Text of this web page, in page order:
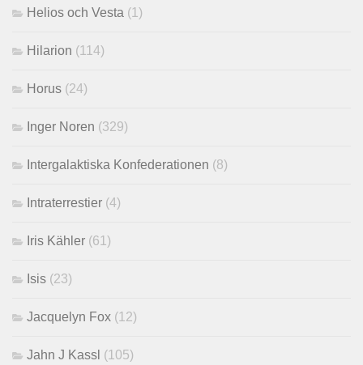
Helios och Vesta (1)
Hilarion (114)
Horus (24)
Inger Noren (329)
Intergalaktiska Konfederationen (8)
Intraterrestier (4)
Iris Kähler (61)
Isis (23)
Jacquelyn Fox (12)
Jahn J Kassl (105)